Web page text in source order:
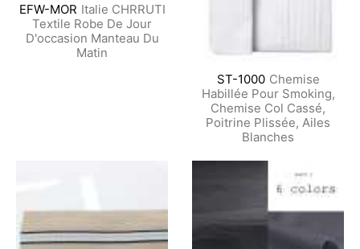
EFW-MOR Italie CHRRUTI
Textile Robe De Jour
D'occasion Manteau Du
Matin
ST-1000 Chemise
Habillée Pour Smoking,
Chemise Col Cassé,
Poitrine Plissée, Ailes
Blanches